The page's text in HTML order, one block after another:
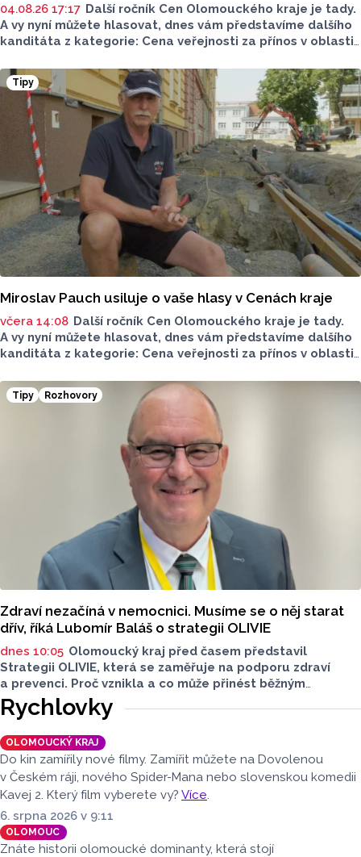
04.08.26 17:17 Další ročník Cen Olomouckého kraje je tady.
A vy nyní můžete hlasovat, dnes vám představíme dalšího
kanditáta z kategorie: Cena veřejnosti za přínos v oblasti
v kategorii: Významný počin v ochraně životního prostředí -
obec.
Tipy
Miroslav Pauch usiluje o vaše hlasy v Cenách kraje
včera 14:08 Další ročník Cen Olomouckého kraje je tady.
A vy nyní můžete hlasovat, dnes vám představíme dalšího
kanditáta z kategorie: Cena veřejnosti za přínos v oblasti
v kategorii: Dlouhodobý přínos v oblasti životního
prostředí.
Tipy Rozhovory
Zdraví nezačíná v nemocnici. Musíme se o něj starat
dřív, říká Lubomír Baláš o strategii OLIVIE
dnes 10:05 Olomoucký kraj před časem představil
Strategii OLIVIE, která se zaměřuje na podporu zdraví
a prevenci. Proč vznikla a co může přinést běžným
obyvatelům? O tom jsme hovořili s Lubomírem Balášem,
ředitelem OLIVIE.
Rychlovky
OLOMOUCKÝ KRAJ
Do kin zamířily nové filmy. Zamířit můžete na Dovolenou
v Českém ráji, nového Spider-Mana nebo slovenskou komedii
Kavej 2. Který film vyberete vy? Více.
6. srpna 2026 v 9:11
OLOMOUC
Znáte historii olomoucké dominanty, která stojí